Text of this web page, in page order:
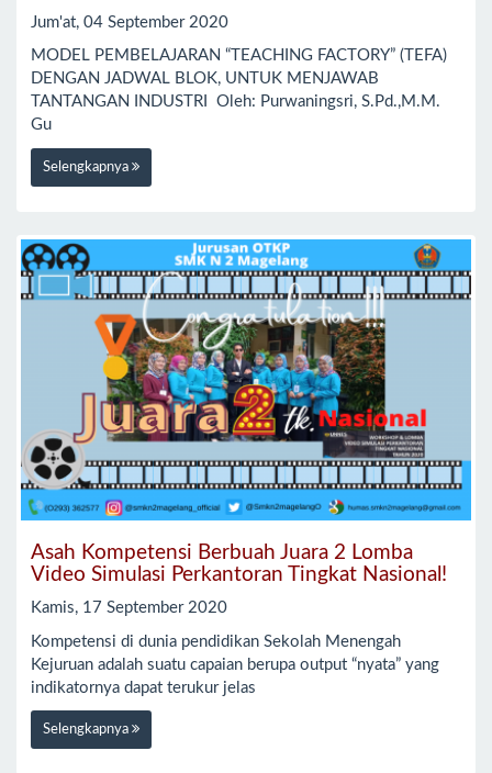
Jum'at, 04 September 2020
MODEL PEMBELAJARAN “TEACHING FACTORY” (TEFA)
DENGAN JADWAL BLOK, UNTUK MENJAWAB
TANTANGAN INDUSTRI Oleh: Purwaningsri, S.Pd.,M.M.
Gu
Selengkapnya
Asah Kompetensi Berbuah Juara 2 Lomba
Video Simulasi Perkantoran Tingkat Nasional!
Kamis, 17 September 2020
Kompetensi di dunia pendidikan Sekolah Menengah
Kejuruan adalah suatu capaian berupa output “nyata” yang
indikatornya dapat terukur jelas
Selengkapnya